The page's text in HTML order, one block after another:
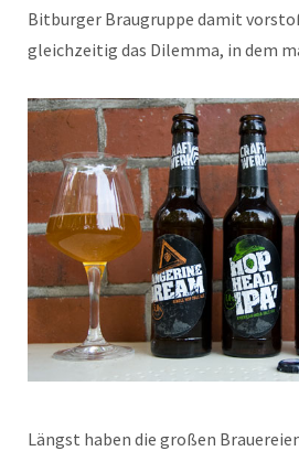
Bitburger Braugruppe damit
gleichzeitig das Dilemma, in dem
Längst haben die großen